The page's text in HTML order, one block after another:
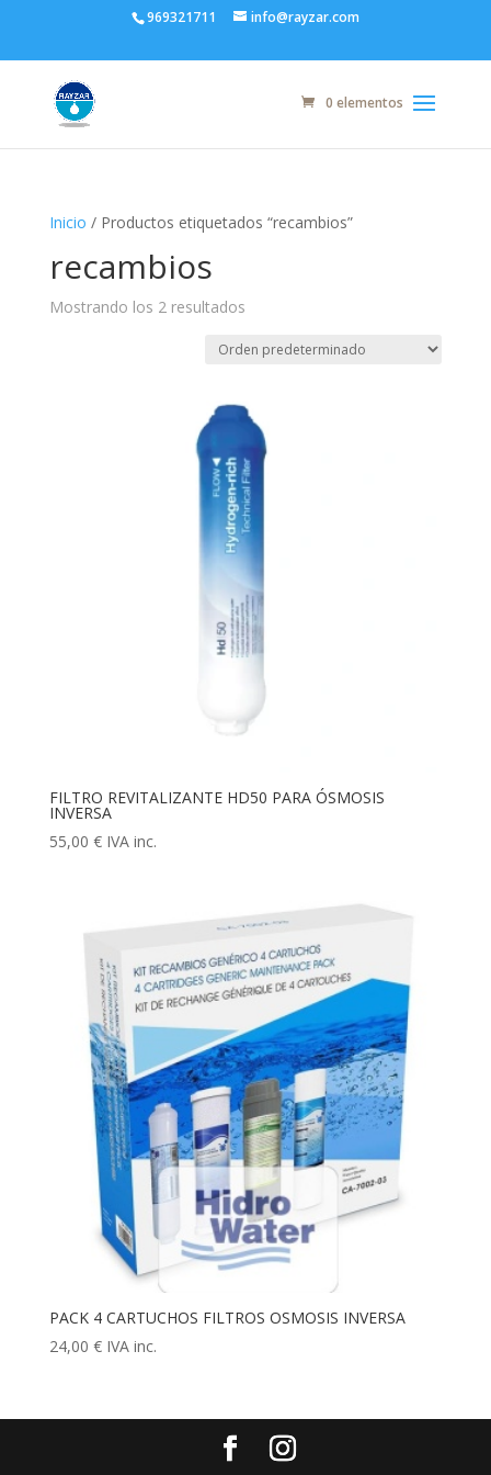
969321711 info@rayzar.com
0 elementos
Inicio / Productos etiquetados “recambios”
recambios
Mostrando los 2 resultados
FILTRO REVITALIZANTE HD50 PARA ÓSMOSIS
INVERSA
55,00 € IVA inc.
PACK 4 CARTUCHOS FILTROS OSMOSIS INVERSA
24,00 € IVA inc.